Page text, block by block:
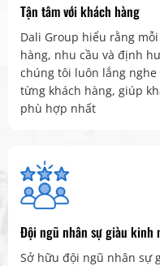
Tận tâm với khách hàng
Dali Group hiểu rằng
hàng, nhu cầu và định
chúng tôi luôn lắng
từng khách hàng, giúp
phù hợp nhất
Đội ngũ nhân sự giàu kinh
Sở hữu đội ngũ nhân sự